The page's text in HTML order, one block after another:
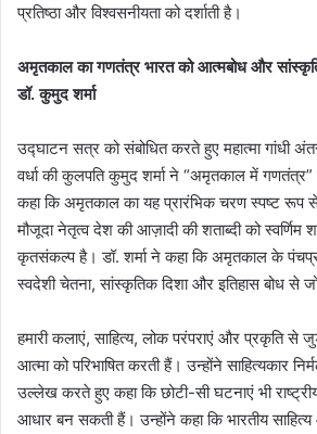
प्रतिष्ठा और विश्वसनीयता को दर्शाती है।
अमृतकाल का गणतंत्र भारत को आत्मबोध और
डॉ. कुमुद शर्मा
उद्घाटन सत्र को संबोधित करते हुए महात्मा गांधी
वर्धा की कुलपति कुमुद शर्मा ने “अमृतकाल में गणतंत्र”
कहा कि अमृतकाल का यह प्रारंभिक चरण स्पष्ट रूप से
मौजूदा नेतृत्व देश की आज़ादी की शताब्दी को स्वर्णिम
कृतसंकल्प है। डॉ. शर्मा ने कहा कि अमृतकाल के
स्वदेशी चेतना, सांस्कृतिक दिशा और इतिहास बोध से
हमारी कलाएं, साहित्य, लोक परंपराएं और प्रकृति से
आत्मा को परिभाषित करती हैं। उन्होंने साहित्यकार
उल्लेख करते हुए कहा कि छोटी-सी घटनाएं भी
आधार बन सकती हैं। उन्होंने कहा कि भारतीय